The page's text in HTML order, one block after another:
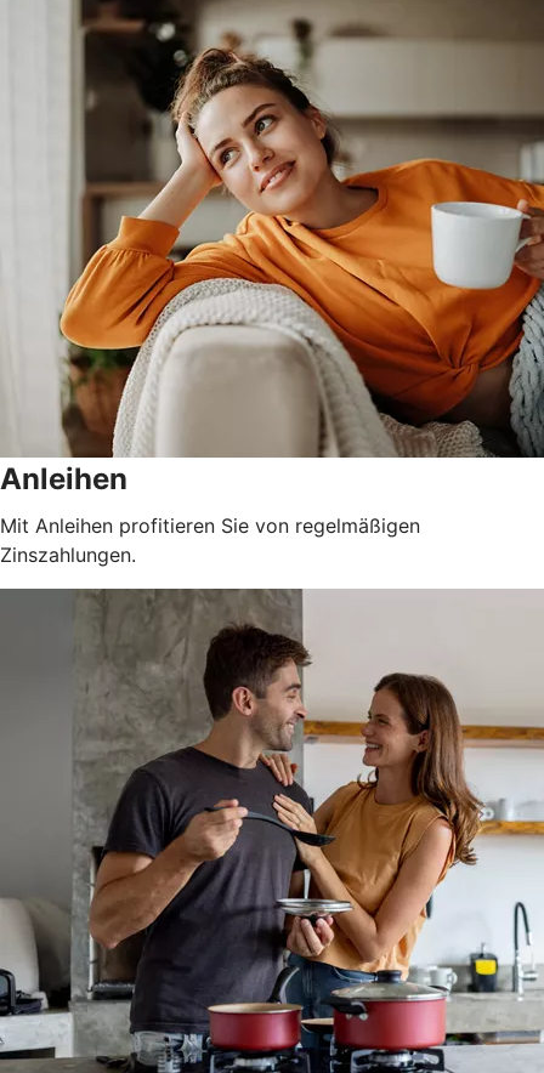
Anleihen
Mit Anleihen profitieren Sie von regelmäßigen
Zinszahlungen.